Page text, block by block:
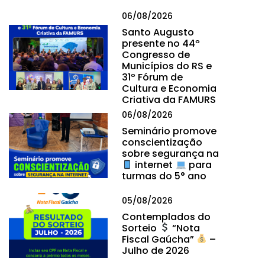
06/08/2026
Santo Augusto
presente no 44º
Congresso de
Municípios do RS e
31º Fórum de
Cultura e Economia
Criativa da FAMURS
06/08/2026
Seminário promove
conscientização
sobre segurança na
internet
para
turmas do 5° ano
05/08/2026
Contemplados do
Sorteio
“Nota
Fiscal Gaúcha”
–
Julho de 2026